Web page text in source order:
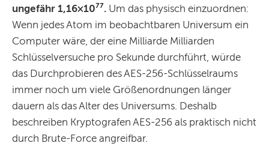
ungefähr 1,16×10⁷⁷. Um das physisch einzuordnen:
Wenn jedes Atom im beobachtbaren Universum ein
Computer wäre, der eine Milliarde Milliarden
Schlüsselversuche pro Sekunde durchführt, würde
das Durchprobieren des AES-256-Schlüsselraums
immer noch um viele Größenordnungen länger
dauern als das Alter des Universums. Deshalb
beschreiben Kryptografen AES-256 als praktisch nicht
durch Brute-Force angreifbar.